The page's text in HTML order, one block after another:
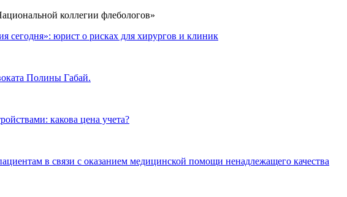
сегодня»: юрист о рисках для хирургов и клиник
Полины Габай.
какова цена учета?
в связи с оказанием медицинской помощи ненадлежащего качества